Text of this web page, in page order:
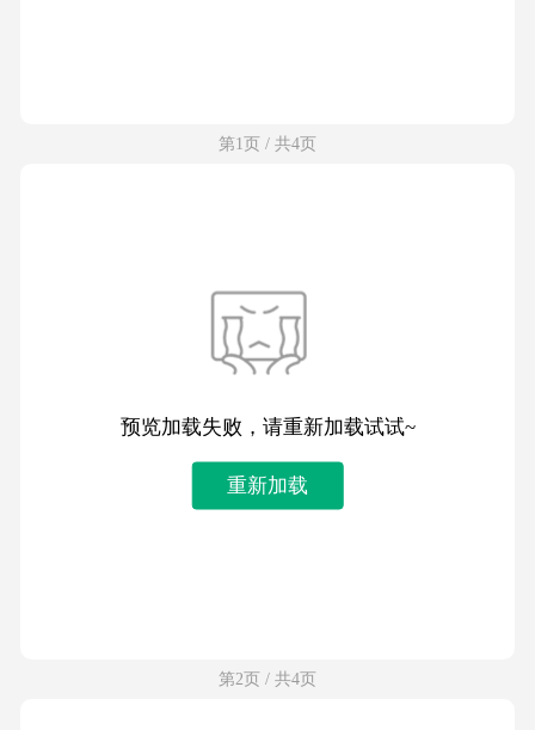
第1页 / 共4页
预览加载失败，请重新加载试试~
重新加载
第2页 / 共4页